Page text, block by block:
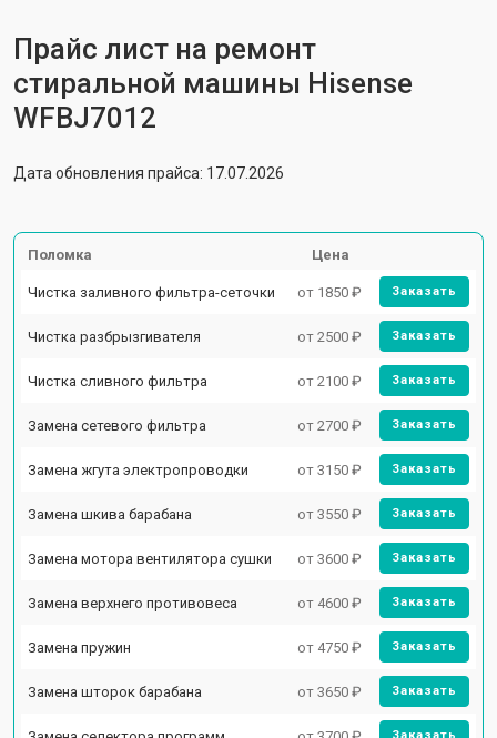
Прайс лист на ремонт
стиральной машины Hisense
WFBJ7012
Дата обновления прайса: 17.07.2026
Поломка Цена
Чистка заливного фильтра-сеточки от 1850 ₽ Заказать
Чистка разбрызгивателя от 2500 ₽ Заказать
Чистка сливного фильтра от 2100 ₽ Заказать
Замена сетевого фильтра от 2700 ₽ Заказать
Замена жгута электропроводки от 3150 ₽ Заказать
Замена шкива барабана от 3550 ₽ Заказать
Замена мотора вентилятора сушки от 3600 ₽ Заказать
Замена верхнего противовеса от 4600 ₽ Заказать
Замена пружин от 4750 ₽ Заказать
Замена шторок барабана от 3650 ₽ Заказать